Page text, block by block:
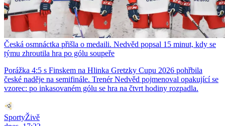
Česká osmnáctka přišla o medaili. Nedvěd popsal 15 minut, kdy se
týmu zhroutila hra po gólu soupeře
Porážka 4:5 s Finskem na Hlinka Gretzky Cupu 2026 pohřbila
české naděje na semifinále. Trenér Nedvěd pojmenoval opakující se
vzorec: po inkasovaném gólu se hra na čtvrt hodiny rozpadla.
SportyŽivě